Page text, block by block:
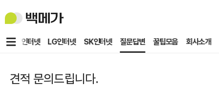
백
메
KT인터넷 LG인터넷 SK인터넷 질문답변 꿀팁모음 회사소개
메
견적 문의드립니다.